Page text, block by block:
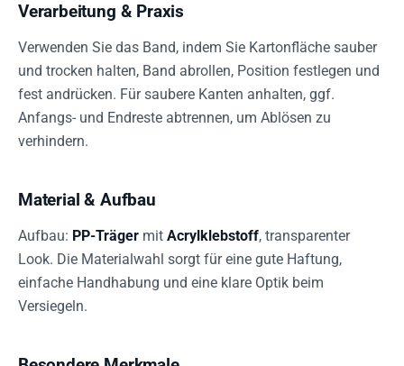
Verarbeitung & Praxis
Verwenden Sie das Band, indem Sie Kartonfläche sauber
und trocken halten, Band abrollen, Position festlegen und
fest andrücken. Für saubere Kanten anhalten, ggf.
Anfangs- und Endreste abtrennen, um Ablösen zu
verhindern.
Material & Aufbau
Aufbau: PP-Träger mit Acrylklebstoff, transparenter
Look. Die Materialwahl sorgt für eine gute Haftung,
einfache Handhabung und eine klare Optik beim
Versiegeln.